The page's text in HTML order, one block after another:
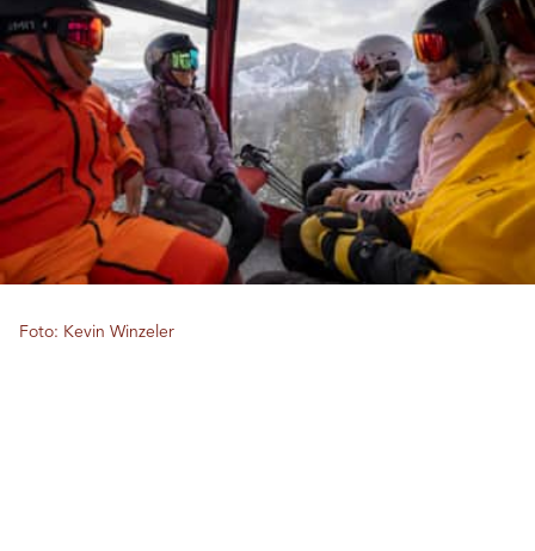
Foto: Kevin Winzeler